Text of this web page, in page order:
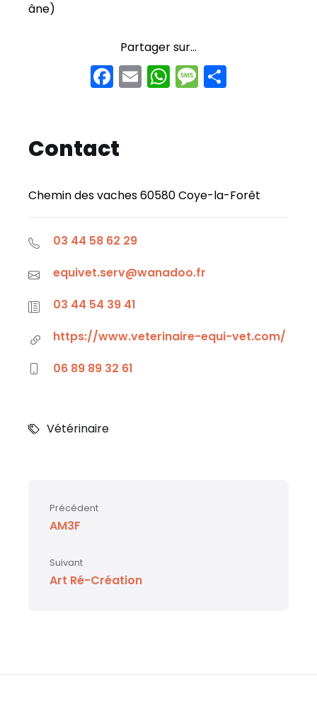
âne)
Partager sur...
F
a
e
b
o
k
E
m
W
h
p
M
e
g er
Contact
Chemin des vaches 60580 Coye-la-Forêt
03 44 58 62 29
equivet.serv@wanadoo.fr
03 44 54 39 41
https://www.veterinaire-equi-vet.com/
06 89 89 32 61
Vétérinaire
Précédent
AM3F
Suivant
Art Ré-Création